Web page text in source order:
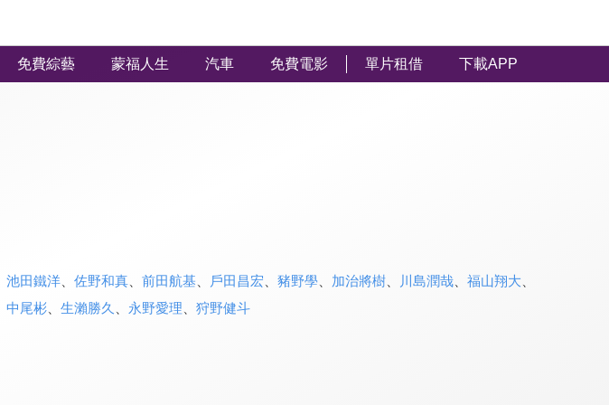
免費綜藝 蒙福人生 汽車 免費電影 單片租借 下載APP
池田鐵洋、 佐野和真、 前田航基 戶田昌宏 豬野學、 加治將樹、 川島潤哉、 福山翔大
中尾彬、 生瀨勝久 永野愛理 狩野健斗